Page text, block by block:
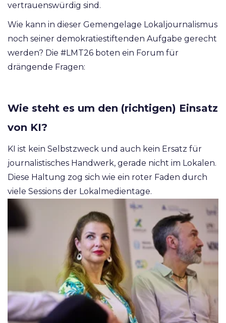
vertrauenswürdig sind.
Wie kann in dieser Gemengelage Lokaljournalismus
noch seiner demokratiestiftenden Aufgabe gerecht
werden? Die #LMT26 boten ein Forum für
drängende Fragen:
Wie steht es um den (richtigen) Einsatz
von KI?
KI ist kein Selbstzweck und auch kein Ersatz für
journalistisches Handwerk, gerade nicht im Lokalen.
Diese Haltung zog sich wie ein roter Faden durch
viele Sessions der Lokalmedientage.